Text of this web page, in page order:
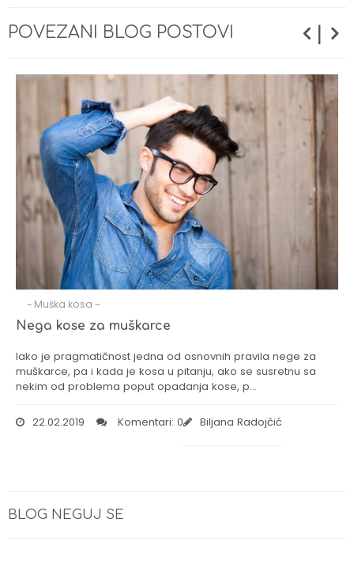
POVEZANI BLOG POSTOVI |
~ Muška kosa ~
Nega kose za muškarce
Iako je pragmatičnost jedna od osnovnih pravila nege za
muškarce, pa i kada je kosa u pitanju, ako se susretnu sa
nekim od problema poput opadanja kose, p…
22.02.2019 Komentari: 0 Biljana Radojčić
BLOG NEGUJ SE